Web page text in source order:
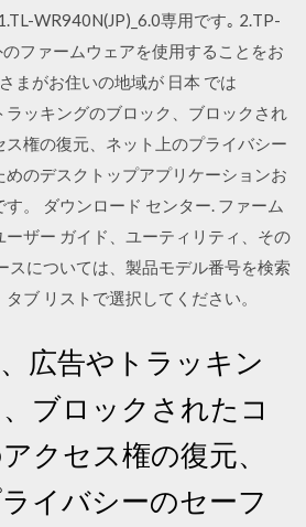
WR940N(JP)_6.0専用です｡ 2.TP-
ファームウェアを使用することをお
まがお住いの地域が 日本 では
ッキングのブロック、ブロックされ
権の復元、ネット上のプライバシー
のデスクトップアプリケーションお
。 ダウンロード センター. ファーム
ザー ガイド、ユーティリティ、その
スについては、製品モデル番号を検索
ブ リストで選択してください。
広告やトラッキン
ブロックされたコ
クセス権の復元、
イバシーのセーフ